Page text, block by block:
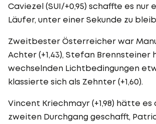
Caviezel (SUI/+0,95) schaffte es nur
Läufer, unter einer Sekunde zu
Zweitbester Österreicher war
Achter (+1,43), Stefan
wechselnden Lichtbedingungen
klassierte sich als Zehnter (+1,60).
Vincent Kriechmayr (+1,98) hätte es
zweiten Durchgang geschafft,